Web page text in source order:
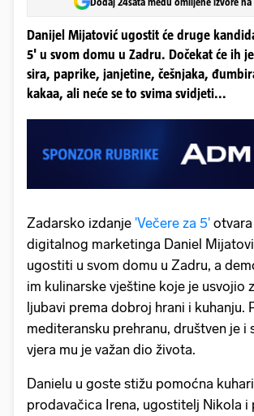
Danijel Mijatović ugostit će druge
5' u svom domu u Zadru. Dočekat će ih
sira, paprike, janjetine, češnjaka,
kakaa, ali neće se to svima svidjeti...
Zadarsko izdanje 'Večere za 5'
digitalnog marketinga Daniel
ugostiti u svom domu u Zadru, a
im kulinarske vještine koje je usvojio
ljubavi prema dobroj hrani i kuhanju.
mediteransku prehranu, društven je i
vjera mu je važan dio života.
Danielu u goste stižu pomoćna
prodavačica Irena, ugostitelj Nikola i